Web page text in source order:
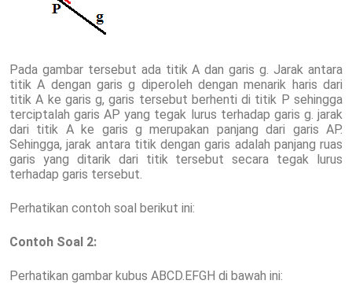
Pada gambar tersebut ada titik A dan garis g. Jarak antara
titik A dengan garis g diperoleh dengan menarik haris dari
titik A ke garis g, garis tersebut berhenti di titik P sehingga
terciptalah garis AP yang tegak lurus terhadap garis g. jarak
dari titik A ke garis g merupakan panjang dari garis AP.
Sehingga, jarak antara titik dengan garis adalah panjang ruas
garis yang ditarik dari titik tersebut secara tegak lurus
terhadap garis tersebut.
Perhatikan contoh soal berikut ini:
Contoh Soal 2:
Perhatikan gambar kubus ABCD.EFGH di bawah ini: